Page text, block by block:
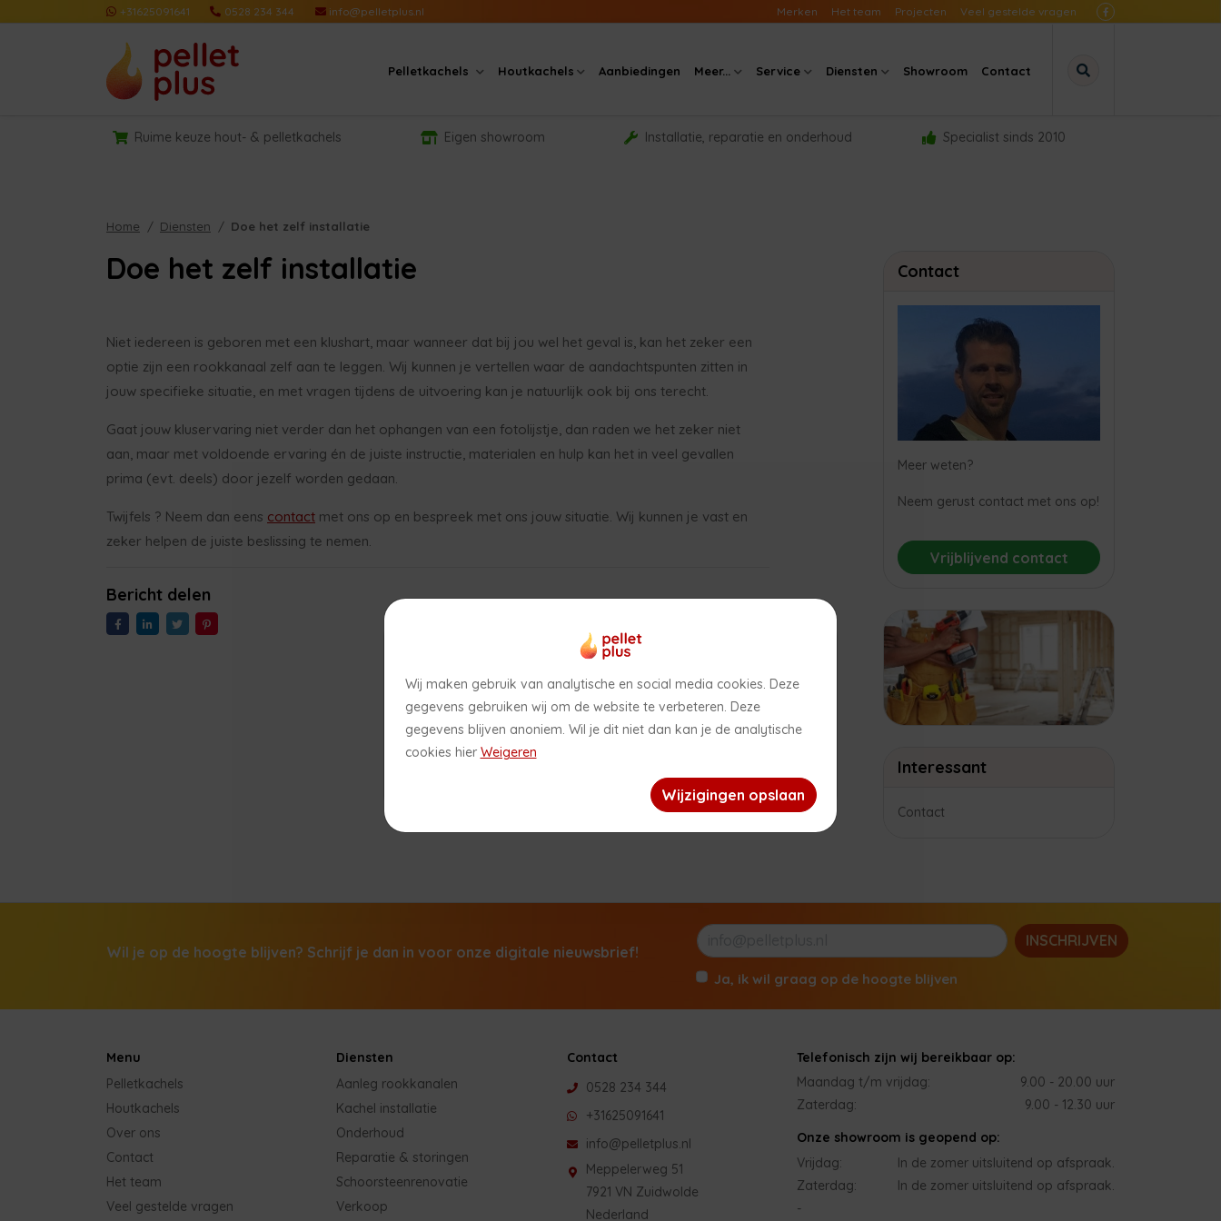
+31625091641 0528 234 344 info@pelletplus.nl Merken Het team Projecten Veel gestelde vragen
Pelletkachels Houtkachels Aanbiedingen Meer... Service Diensten Showroom Contact
Ruime keuze hout- & pelletkachels Eigen showroom Installatie, reparatie en onderhoud Specialist sinds 2010
Home Diensten Doe het zelf installatie
Doe het zelf installatie
Niet iedereen is geboren met een klushart, maar wanneer dat bij jou wel het geval is, kan het zeker een
optie zijn een rookkanaal zelf aan te leggen. Wij kunnen je vertellen waar de aandachtspunten zitten in
jouw specifieke situatie, en met vragen tijdens de uitvoering kan je natuurlijk ook bij ons terecht.
Gaat jouw kluservaring niet verder dan het ophangen van een fotolijstje, dan raden we het zeker niet
aan, maar met voldoende ervaring én de juiste instructie, materialen en hulp kan het in veel gevallen
prima (evt. deels) door jezelf worden gedaan.
Twijfels ? Neem dan eens contact met ons op en bespreek met ons jouw situatie. Wij kunnen je vast en
zeker helpen de juiste beslissing te nemen.
Bericht delen
Contact
Meer weten?
Neem gerust contact met ons op!
Vrijblijvend contact
Interessant
Contact
Wil je op de hoogte blijven? Schrijf je dan in voor onze digitale nieuwsbrief!
INSCHRIJVEN
Ja, ik wil graag op de hoogte blijven
Menu
Pelletkachels
Houtkachels
Over ons
Contact
Het team
Veel gestelde vragen
Diensten
Aanleg rookkanalen
Kachel installatie
Onderhoud
Reparatie & storingen
Schoorsteenrenovatie
Verkoop
Contact
0528 234 344
+31625091641
info@pelletplus.nl
Meppelerweg 51
7921 VN Zuidwolde
Nederland
Telefonisch zijn wij bereikbaar op:
Maandag t/m vrijdag:
9.00 - 20.00 uur
Zaterdag:
9.00 - 12.30 uur
Onze showroom is geopend op:
Vrijdag:
In de zomer uitsluitend op afspraak.
Zaterdag:
In de zomer uitsluitend op afspraak.
-
Openingstijden showroom in de zomerperiode
het is zomer! In de periode van 26 juni 2026 tot en met 31 augustus
2026 is daarom onze showroom uitsluitend op afspraak geopend.
Wij maken gebruik van analytische en social media cookies. Deze
gegevens gebruiken wij om de website te verbeteren. Deze
gegevens blijven anoniem. Wil je dit niet dan kan je de analytische
cookies hier Weigeren
Wijzigingen opslaan